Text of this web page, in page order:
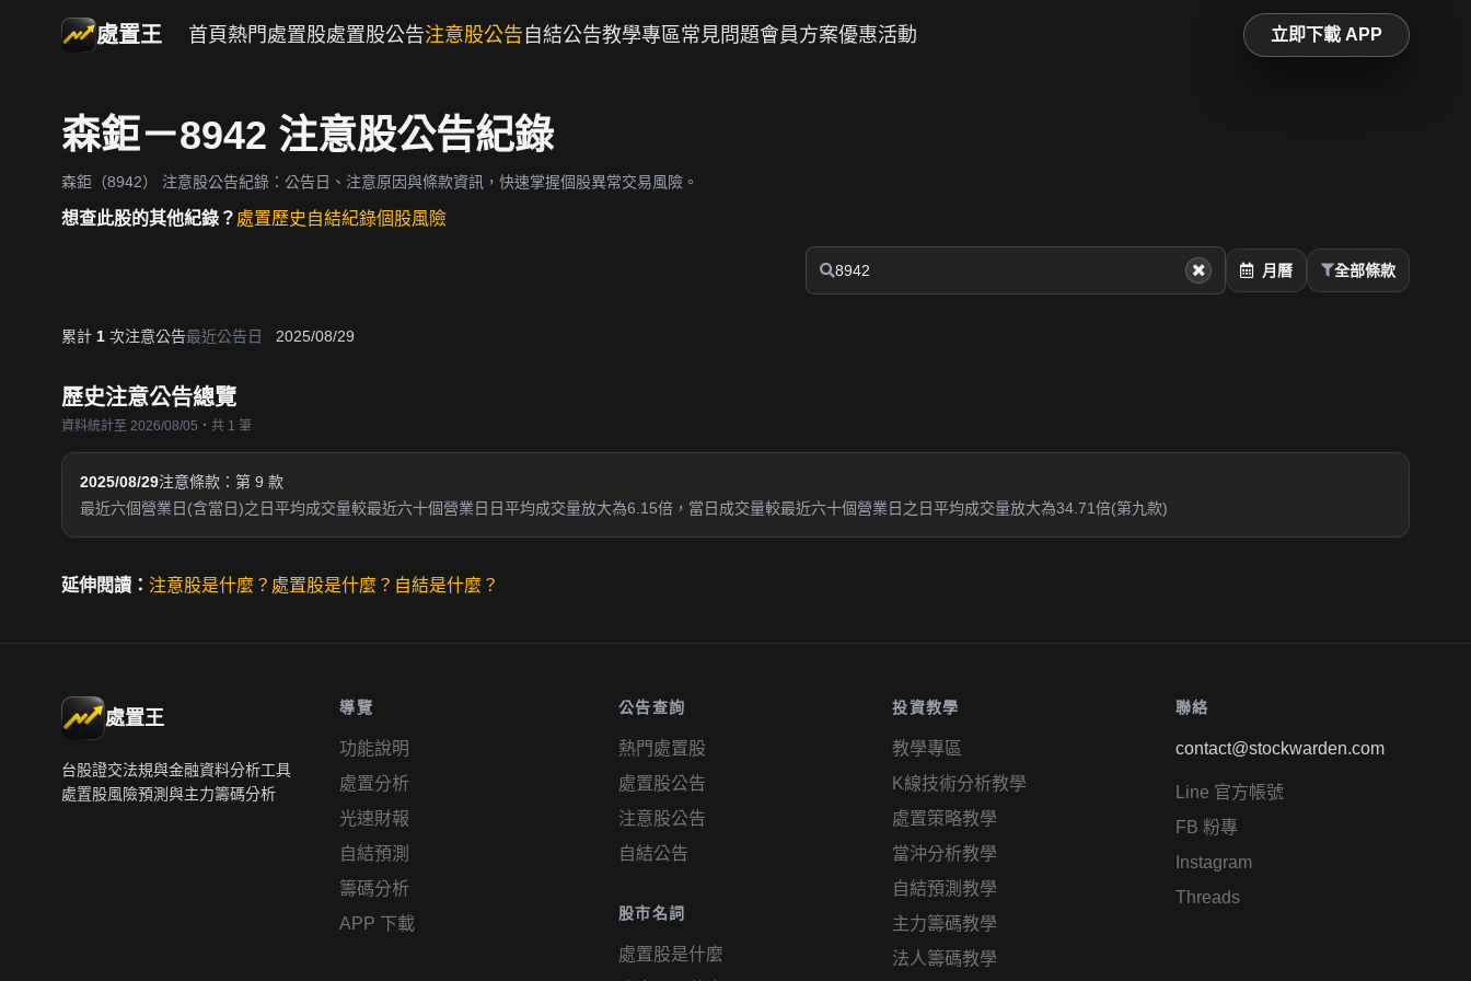
處置王 首頁 熱門處置股處置股公告注意股公告 自結公告教學專區常見問題會員方案優惠活動 立即下載 APP
森鉅－8942 注意股公告紀錄
森鉅（8942） 注意股公告紀錄：公告日、注意原因與條款資訊，快速掌握個股異常交易風險。
想查此股的其他紀錄？ 處置歷史自結紀錄個股風險
月曆 全部條款
累計 1 次注意公告最近公告日 2025/08/29
歷史注意公告總覽
資料統計至 2026/08/05・共 1 筆
2025/08/29注意條款：第 9 款
最近六個營業日(含當日)之日平均成交量較最近六十個營業日日平均成交量放大為6.15倍，當日成交量較最近六十個營業日之日平均成交量放大為34.71倍(第九款)
延伸閱讀： 注意股是什麼？ 處置股是什麼？ 自結是什麼？
處置王
台股證交法規與金融資料分析工具
處置股風險預測與主力籌碼分析
導覽
功能說明
處置分析
光速財報
自結預測
籌碼分析
APP 下載
公告查詢
熱門處置股
處置股公告
注意股公告
自結公告
股市名詞
處置股是什麼
投資教學
教學專區
K線技術分析教學
處置策略教學
當沖分析教學
自結預測教學
主力籌碼教學
法人籌碼教學
聯絡
contact@stockwarden.com
Line 官方帳號
FB 粉專
Instagram
Threads